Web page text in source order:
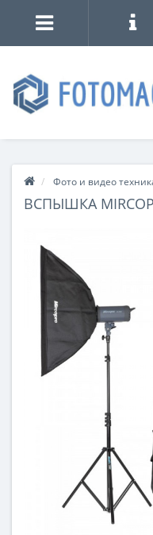
Фото и видео
ВСПЫШКА